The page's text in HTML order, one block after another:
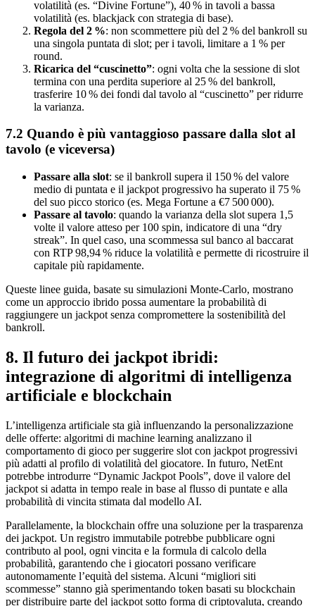
volatilità (es. “Divine Fortune”), 40 % in tavoli a bassa
volatilità (es. blackjack con strategia di base).
Regola del 2 %: non scommettere più del 2 % del bankroll su
una singola puntata di slot; per i tavoli, limitare a 1 % per
round.
Ricarica del “cuscinetto”: ogni volta che la sessione di slot
termina con una perdita superiore al 25 % del bankroll,
trasferire 10 % dei fondi dal tavolo al “cuscinetto” per ridurre
la varianza.
7.2 Quando è più vantaggioso passare dalla slot al
tavolo (e viceversa)
Passare alla slot: se il bankroll supera il 150 % del valore
medio di puntata e il jackpot progressivo ha superato il 75 %
del suo picco storico (es. Mega Fortune a €7 500 000).
Passare al tavolo: quando la varianza della slot supera 1,5
volte il valore atteso per 100 spin, indicatore di una “dry
streak”. In quel caso, una scommessa sul banco al baccarat
con RTP 98,94 % riduce la volatilità e permette di ricostruire il
capitale più rapidamente.
Queste linee guida, basate su simulazioni Monte‑Carlo, mostrano
come un approccio ibrido possa aumentare la probabilità di
raggiungere un jackpot senza compromettere la sostenibilità del
bankroll.
8. Il futuro dei jackpot ibridi:
integrazione di algoritmi di intelligenza
artificiale e blockchain
L’intelligenza artificiale sta già influenzando la personalizzazione
delle offerte: algoritmi di machine learning analizzano il
comportamento di gioco per suggerire slot con jackpot progressivi
più adatti al profilo di volatilità del giocatore. In futuro, NetEnt
potrebbe introdurre “Dynamic Jackpot Pools”, dove il valore del
jackpot si adatta in tempo reale in base al flusso di puntate e alla
probabilità di vincita stimata dal modello AI.
Parallelamente, la blockchain offre una soluzione per la trasparenza
dei jackpot. Un registro immutabile potrebbe pubblicare ogni
contributo al pool, ogni vincita e la formula di calcolo della
probabilità, garantendo che i giocatori possano verificare
autonomamente l’equità del sistema. Alcuni “migliori siti
scommesse” stanno già sperimentando token basati su blockchain
per distribuire parte del jackpot sotto forma di criptovaluta, creando